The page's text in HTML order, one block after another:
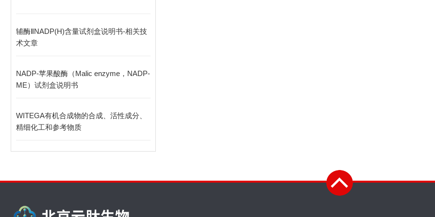
辅酶ⅡNADP(H)含量试剂盒说明书-相关技
术文章
NADP-苹果酸酶（Malic enzyme，NADP-
ME）试剂盒说明书
WITEGA有机合成物的合成、活性成分、
精细化工和参考物质